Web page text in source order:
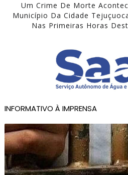
Um Crime De Morte
Município Da Cidade
Nas Primeiras Horas
INFORMATIVO À IMPRENSA